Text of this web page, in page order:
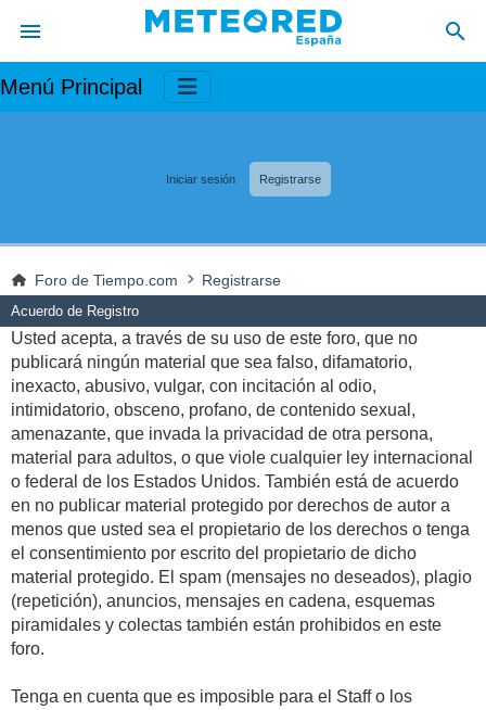
Menú Principal
Iniciar sesión Registrarse
Foro de Tiempo.com Registrarse
Acuerdo de Registro
Usted acepta, a través de su uso de este foro, que no
publicará ningún material que sea falso, difamatorio,
inexacto, abusivo, vulgar, con incitación al odio,
intimidatorio, obsceno, profano, de contenido sexual,
amenazante, que invada la privacidad de otra persona,
material para adultos, o que viole cualquier ley internacional
o federal de los Estados Unidos. También está de acuerdo
en no publicar material protegido por derechos de autor a
menos que usted sea el propietario de los derechos o tenga
el consentimiento por escrito del propietario de dicho
material protegido. El spam (mensajes no deseados), plagio
(repetición), anuncios, mensajes en cadena, esquemas
piramidales y colectas también están prohibidos en este
foro.
Tenga en cuenta que es imposible para el Staff o los